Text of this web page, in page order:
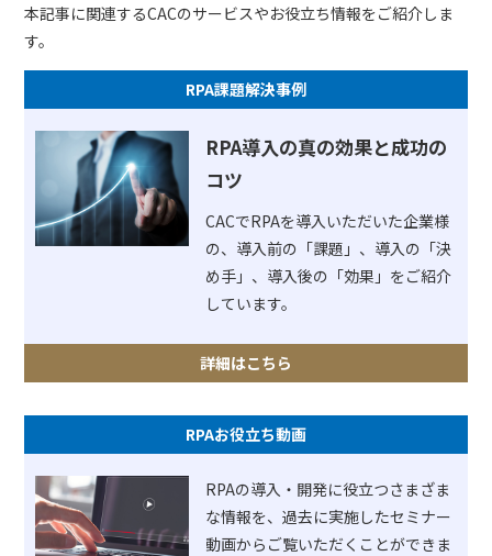
本記事に関連するCACのサービスやお役立ち情報をご紹介しま
す。
RPA課題解決事例
RPA導入の真の効果と成功の
コツ
CACでRPAを導入いただいた企業様
の、導入前の「課題」、導入の「決
め手」、導入後の「効果」をご紹介
しています。
詳細はこちら
RPAお役立ち動画
RPAの導入・開発に役立つさまざま
な情報を、過去に実施したセミナー
動画からご覧いただくことができま